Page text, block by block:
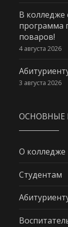
В колледже
программа
поваров!
4 августа 2026
3 августа 2026
ОСНОВНЫЕ
О колледже
Студентам